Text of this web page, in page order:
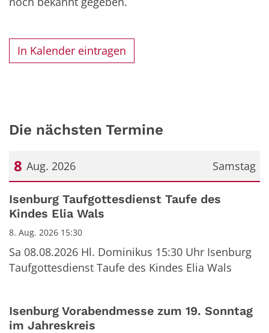
In Kalender eintragen
Die nächsten Termine
Samstag
8 Aug. 2026
Datum: 8. August 2026
Isenburg Taufgottesdienst Taufe des
Kindes Elia Wals
8. Aug. 2026 15:30
Sa 08.08.2026 Hl. Dominikus 15:30 Uhr Isenburg
Taufgottesdienst Taufe des Kindes Elia Wals
Isenburg Vorabendmesse zum 19. Sonntag
im Jahreskreis